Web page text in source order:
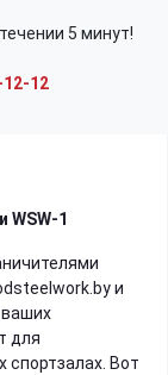
5 минут!
12-12
WSW-1
и
ваших
для
спортзалах. Вот